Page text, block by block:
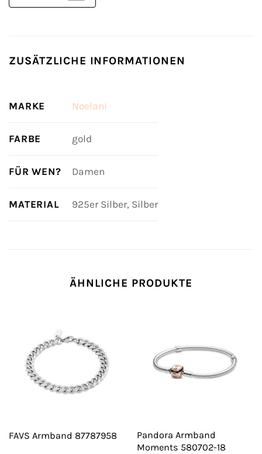
ZUSÄTZLICHE INFORMATIONEN
MARKE Noelani
FARBE gold
FÜR WEN? Damen
MATERIAL 925er Silber, Silber
ÄHNLICHE PRODUKTE
FAVS Armband 87787958
Pandora Armband
Moments 580702-18